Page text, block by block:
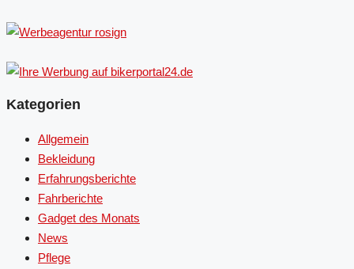
Kategorien
Allgemein
Bekleidung
Erfahrungsberichte
Fahrberichte
Gadget des Monats
News
Pflege